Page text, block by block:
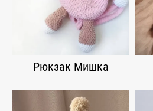
Рюкзак Мишка